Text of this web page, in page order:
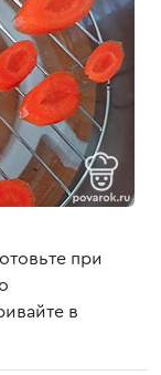
при
в